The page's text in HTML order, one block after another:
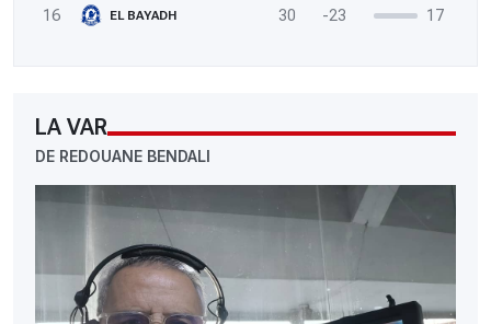
16
EL BAYADH 30 -23 17
LA VAR
DE REDOUANE BENDALI